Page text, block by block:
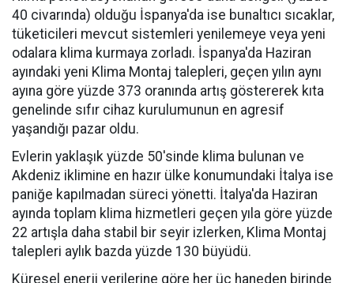
40 civarında) olduğu İspanya'da ise bunaltıcı sıcaklar,
tüketicileri mevcut sistemleri yenilemeye veya yeni
odalara klima kurmaya zorladı. İspanya'da Haziran
ayındaki yeni Klima Montaj talepleri, geçen yılın aynı
ayına göre yüzde 373 oranında artış göstererek kıta
genelinde sıfır cihaz kurulumunun en agresif
yaşandığı pazar oldu.
Evlerin yaklaşık yüzde 50'sinde klima bulunan ve
Akdeniz iklimine en hazır ülke konumundaki İtalya ise
paniğe kapılmadan süreci yönetti. İtalya'da Haziran
ayında toplam klima hizmetleri geçen yıla göre yüzde
22 artışla daha stabil bir seyir izlerken, Klima Montaj
talepleri aylık bazda yüzde 130 büyüdü.
Küresel enerji verilerine göre her üç haneden birinde